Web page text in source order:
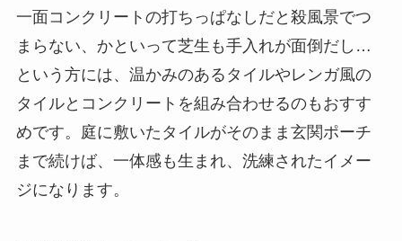
一面コンクリートの打ちっぱなしだと殺風景でつ
まらない、かといって芝生も手入れが面倒だし…
という方には、温かみのあるタイルやレンガ風の
タイルとコンクリートを組み合わせるのもおすす
めです。庭に敷いたタイルがそのまま玄関ポーチ
まで続けば、一体感も生まれ、洗練されたイメー
ジになります。